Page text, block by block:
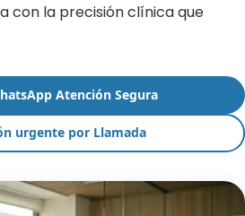
con la precisión clínica que
Atención Segura
urgente por Llamada